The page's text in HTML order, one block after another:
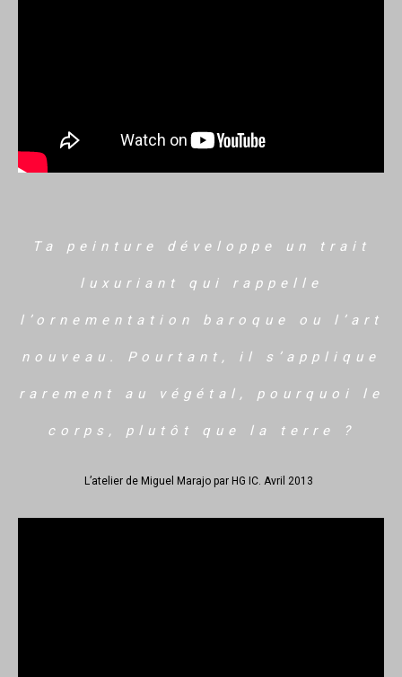
Ta peinture développe un trait
luxuriant qui rappelle
l’ornementation baroque ou l’art
nouveau. Pourtant, il s’applique
rarement au végétal, pourquoi le
corps, plutôt que la terre ?
L’atelier de Miguel Marajo par HG IC. Avril 2013